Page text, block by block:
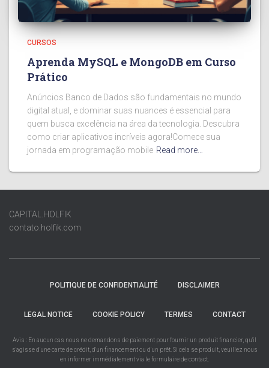
CURSOS
Aprenda MySQL e MongoDB em Curso
Prático
Anúncios Banco de Dados são fundamentais no mundo
digital atual, e dominar suas nuances é essencial para
quem busca excelência na área da tecnologia. Descubra
como criar aplicativos incríveis agora!Comece sua
jornada em programação mobile Read more…
CAPITAL.HOLFIK
contato.holfik.com
POLITIQUE DE CONFIDENTIALITÉ DISCLAIMER
LEGAL NOTICE COOKIE POLICY TERMES CONTACT
Avis : En aucun cas nous ne demandons de paiement pour fournir un produit financier, qu'il
s'agisse d'une carte de crédit, d'un financement ou d'un prêt. Si cela se produit, veuillez nous
en informer immédiatement via le formulaire de contact.